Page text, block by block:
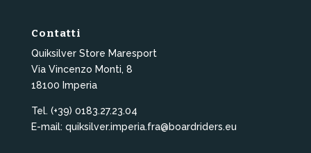
Contatti
Quiksilver Store Maresport
Via Vincenzo Monti, 8
18100 Imperia
Tel. (+39) 0183.27.23.04
E-mail: quiksilver.imperia.fra@boardriders.eu